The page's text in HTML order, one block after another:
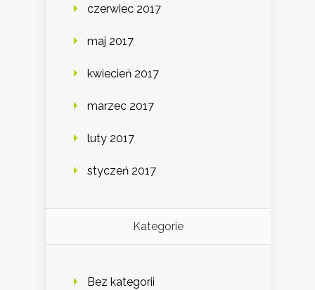
czerwiec 2017
maj 2017
kwiecień 2017
marzec 2017
luty 2017
styczeń 2017
Kategorie
Bez kategorii